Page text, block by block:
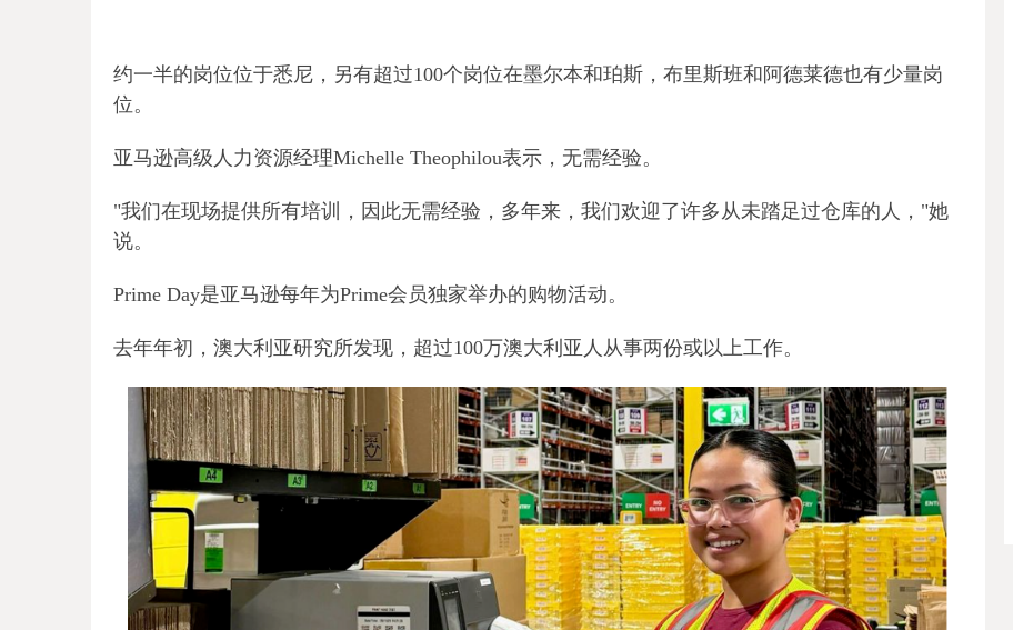
约一半的岗位位于悉尼，另有超过100个岗位在墨尔本和珀斯，布里斯班和阿德莱德也有少量岗
位。
亚马逊高级人力资源经理Michelle Theophilou表示，无需经验。
"我们在现场提供所有培训，因此无需经验，多年来，我们欢迎了许多从未踏足过仓库的人，"她
说。
Prime Day是亚马逊每年为Prime会员独家举办的购物活动。
去年年初，澳大利亚研究所发现，超过100万澳大利亚人从事两份或以上工作。